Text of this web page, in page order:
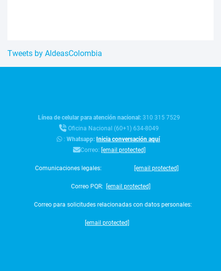
Tweets by AldeasColombia
Línea de celular para atención nacional:310 315 7529
Oficina Nacional (60+1) 634-8049
:Whatsapp:Inicia conversación aquí
Correo: [email protected]
Comunicaciones legales: [email protected]
Correo PQR: [email protected]
Correo para solicitudes relacionadas con datos personales:
[email protected]